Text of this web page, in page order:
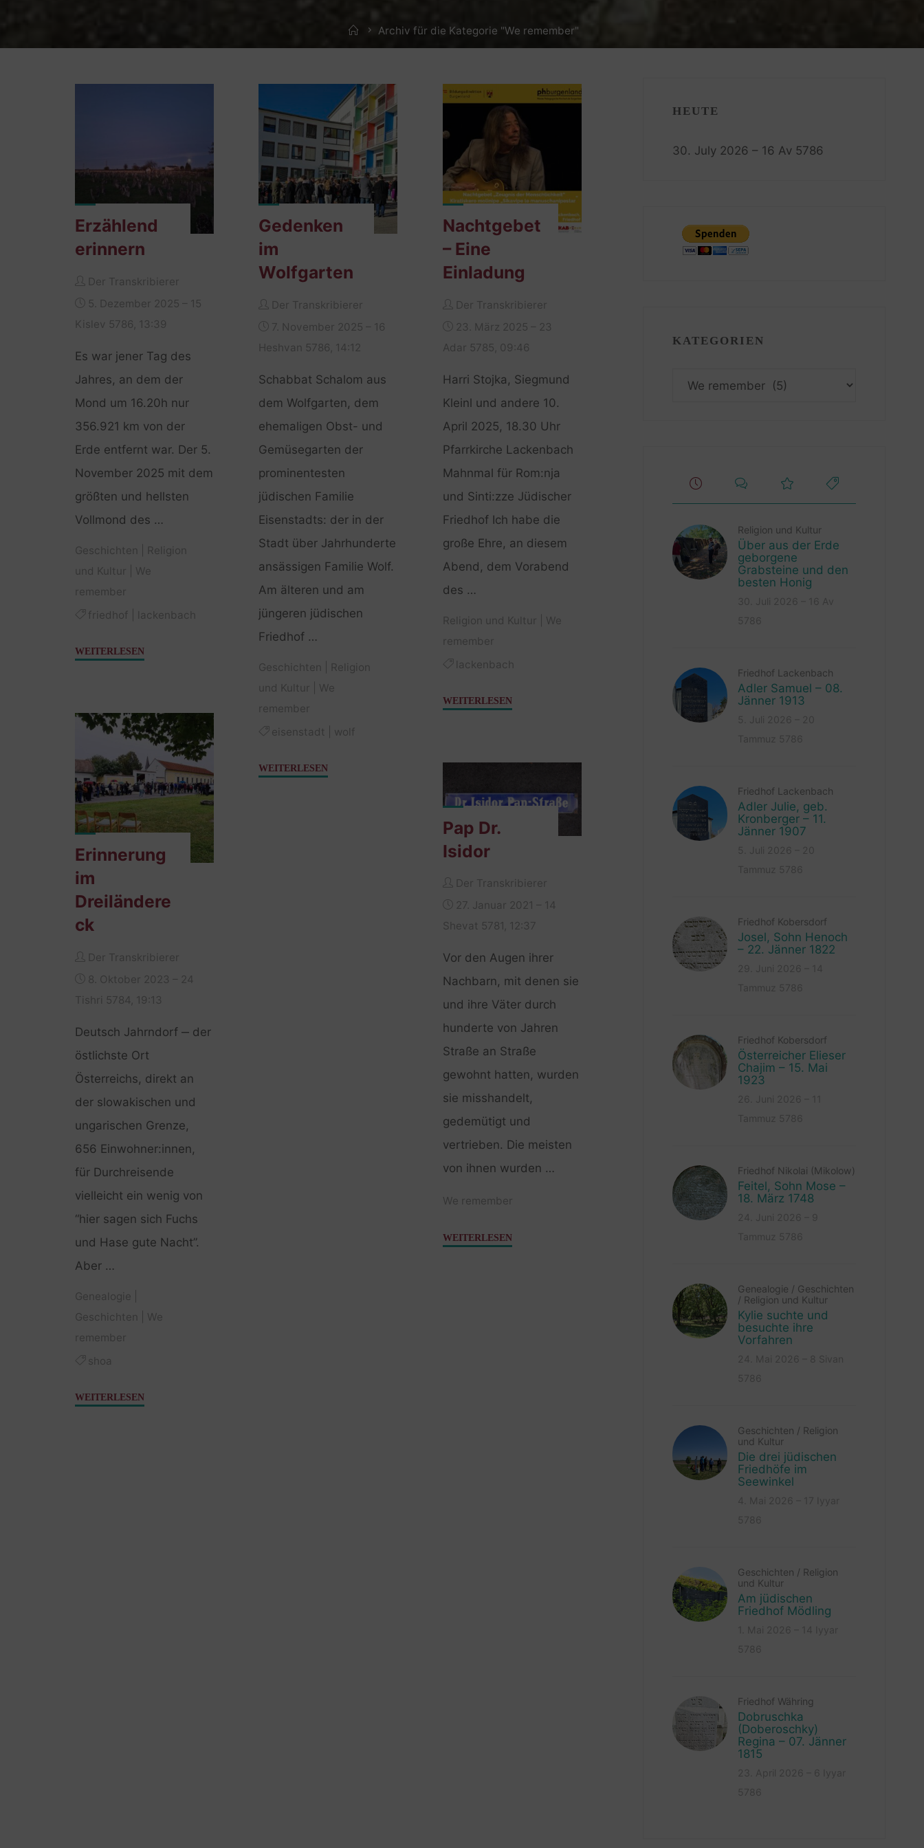
HomeArchiv für die Kategorie "We remember"
Erzählend
erinnern
Der Transkribierer
5. Dezember 2025 – 15
Kislev 5786, 13:39
Es war jener Tag des
Jahres, an dem der
Mond um 16.20h nur
356.921 km von der
Erde entfernt war. Der 5.
November 2025 mit dem
größten und hellsten
Vollmond des …
Geschichten
Religion
und Kultur
We
remember
friedhof
lackenbach
WEITERLESEN"Erzählend
Gedenken
im
Wolfgarten
Der Transkribierer
7. November 2025 – 16
Heshvan 5786, 14:12
Schabbat Schalom aus
dem Wolfgarten, dem
ehemaligen Obst- und
Gemüsegarten der
prominentesten
jüdischen Familie
Eisenstadts: der in der
Stadt über Jahrhunderte
ansässigen Familie Wolf.
Am älteren und am
jüngeren jüdischen
Friedhof …
Geschichten
Religion
und Kultur
We
remember
eisenstadt
wolf
WEITERLESEN"Gedenken
Nachtgebet
– Eine
Einladung
Der Transkribierer
23. März 2025 – 23
Adar 5785, 09:46
Harri Stojka, Siegmund
Kleinl und andere 10.
April 2025, 18.30 Uhr
Pfarrkirche Lackenbach
Mahnmal für Rom:nja
und Sinti:zze Jüdischer
Friedhof Ich habe die
große Ehre, an diesem
Abend, dem Vorabend
des …
Religion und Kultur
We
remember
lackenbach
WEITERLESEN"Nachtgebet
Erinnerung
im
Dreiländere
ck
Der Transkribierer
8. Oktober 2023 – 24
Tishri 5784, 19:13
Deutsch Jahrndorf ‒ der
östlichste Ort
Österreichs, direkt an
der slowakischen und
ungarischen Grenze,
656 Einwohner:innen,
für Durchreisende
vielleicht ein wenig von
“hier sagen sich Fuchs
und Hase gute Nacht”.
Aber …
Genealogie
Geschichten
We
remember
shoa
WEITERLESEN"Erinnerung
Pap Dr.
Isidor
Der Transkribierer
27. Januar 2021 – 14
Shevat 5781, 12:37
Vor den Augen ihrer
Nachbarn, mit denen sie
und ihre Väter durch
hunderte von Jahren
Straße an Straße
gewohnt hatten, wurden
sie misshandelt,
gedemütigt und
vertrieben. Die meisten
von ihnen wurden …
We remember
WEITERLESEN"Pap
HEUTE
30. July 2026 – 16 Av 5786
KATEGORIEN
Religion und Kultur
Über aus der Erde
geborgene
Grabsteine und den
besten Honig
Friedhof Lackenbach
Adler Samuel – 08.
Jänner 1913
Friedhof Lackenbach
Adler Julie, geb.
Kronberger – 11.
Jänner 1907
Friedhof Kobersdorf
Josel, Sohn Henoch
– 22. Jänner 1822
Friedhof Kobersdorf
Österreicher Elieser
Chajim – 15. Mai
1923
Friedhof Nikolai (Mikolow)
Feitel, Sohn Mose –
18. März 1748
Genealogie / Geschichten
/ Religion und Kultur
Kylie suchte und
besuchte ihre
Vorfahren
Geschichten / Religion
und Kultur
Die drei jüdischen
Friedhöfe im
Seewinkel
Geschichten / Religion
und Kultur
Am jüdischen
Friedhof Mödling
Friedhof Währing
Dobruschka
(Doberoschky)
Regina – 07. Jänner
1815